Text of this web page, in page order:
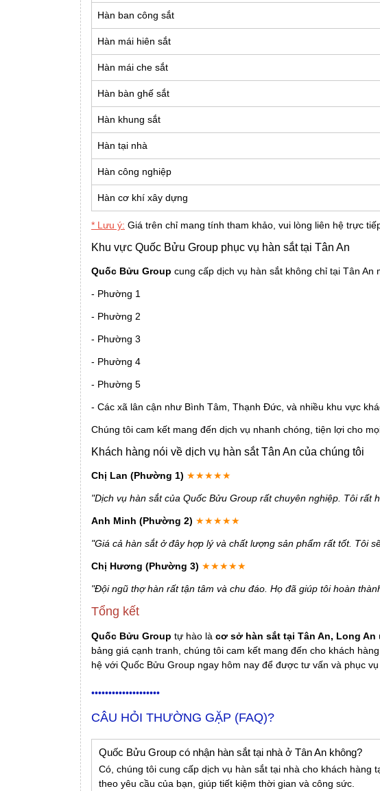
Hàn ban công sắt
Hàn mái hiên sắt
Hàn mái che sắt
Hàn bàn ghế sắt
Hàn khung sắt
Hàn tại nhà
Hàn công nghiệp
Hàn cơ khí xây dựng
* Lưu ý: Giá trên chỉ mang tính tham khảo, vui lòng liên hệ trực
Khu vực Quốc Bửu Group phục vụ hàn sắt tại Tân An
Quốc Bửu Group cung cấp dịch vụ hàn sắt không chỉ tại Tân An
- Phường 1
- Phường 2
- Phường 3
- Phường 4
- Phường 5
- Các xã lân cận như Bình Tâm, Thạnh Đức, và nhiều khu vực
Chúng tôi cam kết mang đến dịch vụ nhanh chóng, tiện lợi cho
Khách hàng nói về dịch vụ hàn sắt Tân An của chúng tôi
Chị Lan (Phường 1) ★★★★★
"Dịch vụ hàn sắt của Quốc Bửu Group rất chuyên nghiệp. Tôi rất
Anh Minh (Phường 2) ★★★★★
"Giá cả hàn sắt ở đây hợp lý và chất lượng sản phẩm rất tốt. Tôi
Chị Hương (Phường 3) ★★★★★
"Đội ngũ thợ hàn rất tận tâm và chu đáo. Họ đã giúp tôi hoàn
Tổng kết
Quốc Bửu Group tự hào là cơ sở hàn sắt tại Tân An, Long An
bảng giá cạnh tranh, chúng tôi cam kết mang đến cho khách
hệ với Quốc Bửu Group ngay hôm nay để được tư vấn và phục
••••••••••••••••••••
CÂU HỎI THƯỜNG GẶP (FAQ)?
Quốc Bửu Group có nhận hàn sắt tại nhà ở Tân An không?
Có, chúng tôi cung cấp dịch vụ hàn sắt tại nhà cho khách
theo yêu cầu của bạn, giúp tiết kiệm thời gian và công sức.